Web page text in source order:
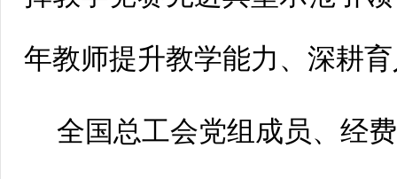
年教师提升教学能力、深耕
全国总工会党组成员、经